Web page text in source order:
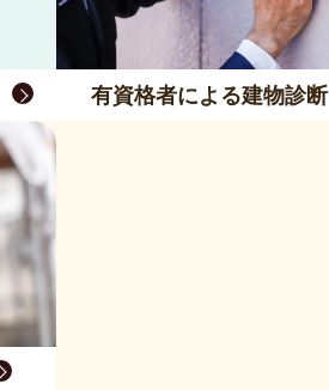
有資格者による建物診断